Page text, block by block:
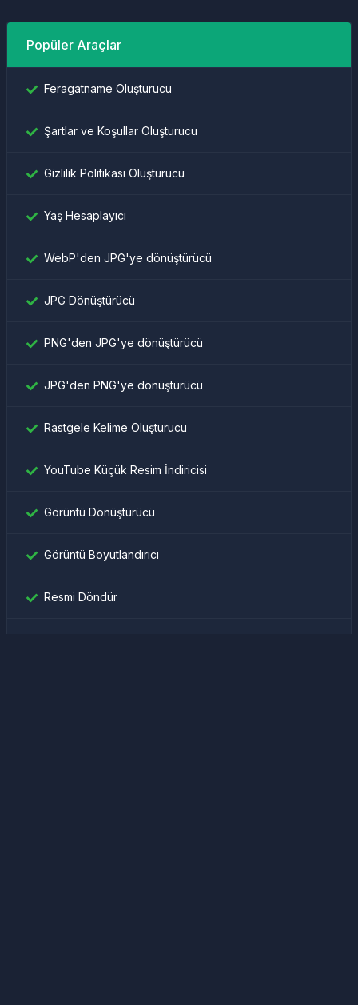
Popüler Araçlar
Feragatname Oluşturucu
Şartlar ve Koşullar Oluşturucu
Gizlilik Politikası Oluşturucu
Yaş Hesaplayıcı
WebP'den JPG'ye dönüştürücü
JPG Dönüştürücü
PNG'den JPG'ye dönüştürücü
JPG'den PNG'ye dönüştürücü
Rastgele Kelime Oluşturucu
YouTube Küçük Resim İndiricisi
Görüntü Dönüştürücü
Görüntü Boyutlandırıcı
Resmi Döndür